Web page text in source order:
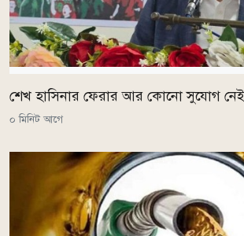
শেখ হাসিনার ফেরার আর কোনো সুযোগ নেই:
০ মিনিট আগে